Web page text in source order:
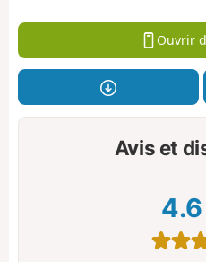
Ouvrir
Avis et
4.6